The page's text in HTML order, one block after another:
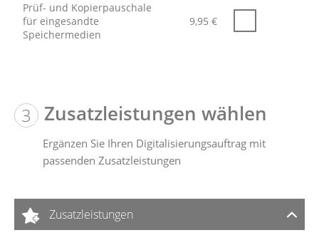
Prüf- und Kopierpauschale
für eingesandte
Speichermedien
9,95 €
Zusatzleistungen wählen
Ergänzen Sie Ihren Digitalisierungsauftrag mit
passenden Zusatzleistungen
Zusatzleistungen